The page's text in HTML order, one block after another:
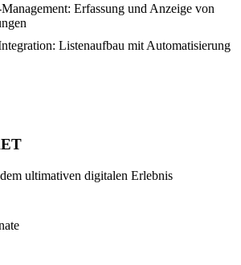
Erfassung und Anzeige von
Listenaufbau mit Automatisierung
ultimativen digitalen Erlebnis